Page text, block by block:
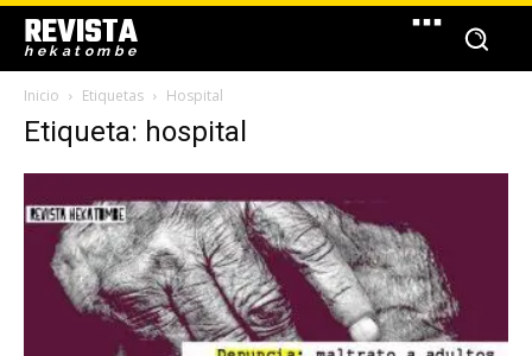
REVISTA
hekatombe
Inicio Etiquetas Hospital
Etiqueta: hospital